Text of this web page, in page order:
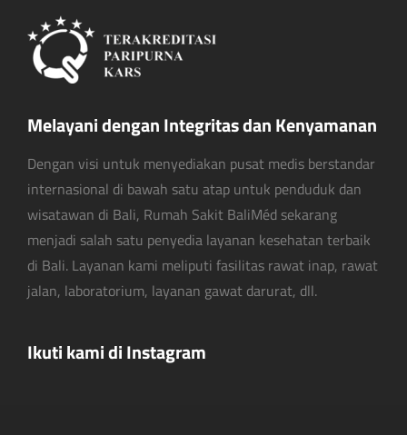
Melayani dengan Integritas dan Kenyamanan
Dengan visi untuk menyediakan pusat medis berstandar
internasional di bawah satu atap untuk penduduk dan
wisatawan di Bali, Rumah Sakit BaliMéd sekarang
menjadi salah satu penyedia layanan kesehatan terbaik
di Bali. Layanan kami meliputi fasilitas rawat inap, rawat
jalan, laboratorium, layanan gawat darurat, dll.
Ikuti kami di Instagram